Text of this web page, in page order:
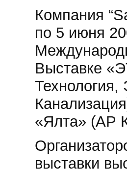
Компания
по 5 июня
Выставке
«Ялта» (АР
выставки